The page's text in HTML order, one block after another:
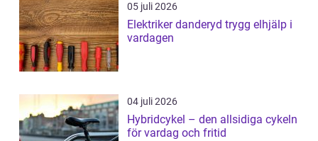
05 juli 2026
Elektriker danderyd trygg elhjälp i
vardagen
04 juli 2026
Hybridcykel – den allsidiga cykeln
för vardag och fritid